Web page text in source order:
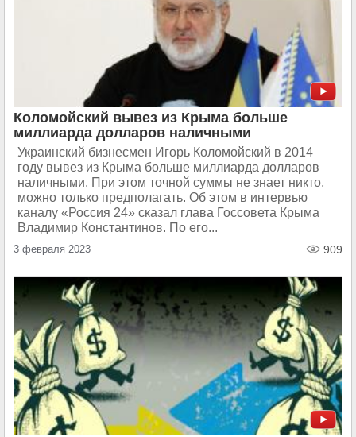
Коломойский вывез из Крыма больше
миллиарда долларов наличными
Украинский бизнесмен Игорь Коломойский в 2014
году вывез из Крыма больше миллиарда долларов
наличными. При этом точной суммы не знает никто,
можно только предполагать. Об этом в интервью
каналу «Россия 24» сказал глава Госсовета Крыма
Владимир Константинов. По его...
3 февраля 2023 909